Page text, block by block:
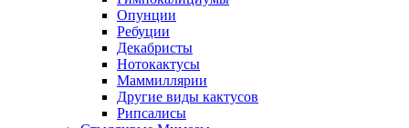
Опунции
Ребуции
Декабристы
Нотокактусы
Маммиллярии
Другие виды кактусов
Рипсалисы